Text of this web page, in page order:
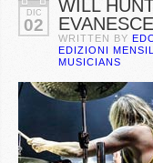
DIC
02
WILL
WRITTEN BY
EDIZIONI
MUSICIANS